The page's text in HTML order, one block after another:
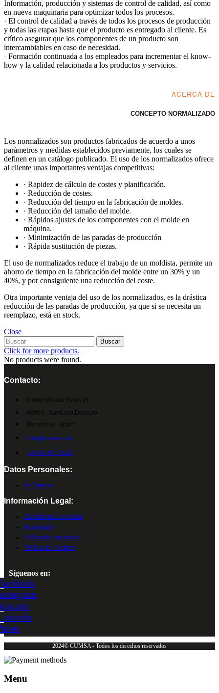
Información, producción y sistemas de control de calidad, así como
en nueva maquinaria para optimizar todos los procesos.
· El control de calidad a través de todos los procesos de producción
y todas las etapas hasta que el producto es entregado al cliente. Es
crítico asegurar que los componentes de un producto son
intercambiables en caso de necesidad.
· Formación continuada a los empleados para incrementar el know-
how y la calidad relacionada a los productos y servicios.
ACERCA DE
CONCEPTO NORMALIZADO
Los normalizados son productos fabricados de acuerdo a unos
parámetros y medidas establecidos previamente, los cuales se
definen en un catálogo publicado. El uso de los normalizados ofrece
al cliente unas importantes ventajas competitivas:
· Rapidez de cálculo de costes y planificación.
· Reducción de costes.
· Reducción del tiempo en la fabricación de moldes.
· Reducción del tamaño del molde.
· Rápidos ajustes de los componentes con el molde en
máquina.
· Minimización de las paradas de producción
· Rápida sustitución de piezas.
El uso de normalizados reduce el trabajo de un moldista, permite un
ahorro de tiempo en la fabricación del molde entre un 30% y un
40%, y por consiguiente una reducción del coste.
Otra importante ventaja del uso de los normalizados, es la drástica
reducción de las paradas de producción, ya que si se necesita un
reemplazo, está en stock.
Close
Buscar
Click for more products.
No products were found.
Contacto:
Carrer d'Isaac Peral, 21
08960 - Sant Just Desvern
Barcelona - Spain
info@cumsa.com
+34 93 473 2552
Datos Personales:
Mi Cuenta
Información Legal:
Condiciones de Venta
Aviso legal
Política de privacidad
Política de Cookies
Síguenos en:
2024© CUMSA - Todos los derechos reservados
Menu